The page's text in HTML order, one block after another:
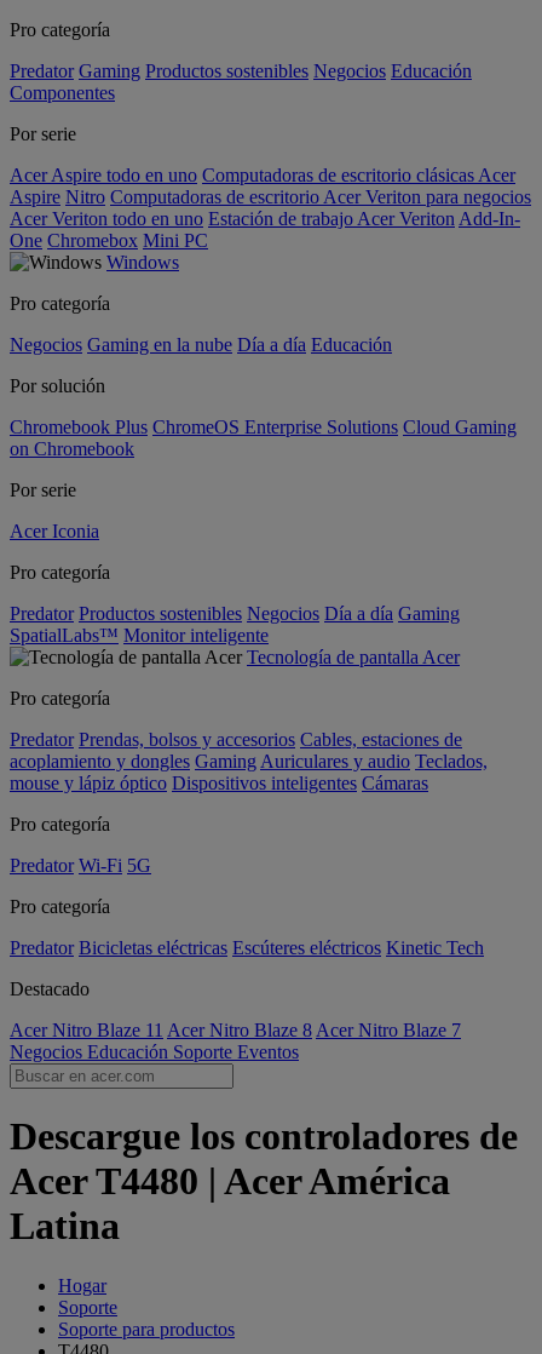
Pro categoría
Predator Gaming Productos sostenibles Negocios Educación
Componentes
Por serie
Acer Aspire todo en uno Computadoras de escritorio clásicas Acer
Aspire Nitro Computadoras de escritorio Acer Veriton para negocios
Acer Veriton todo en uno Estación de trabajo Acer Veriton Add-In-
One Chromebox Mini PC
Windows
Pro categoría
Negocios Gaming en la nube Día a día Educación
Por solución
Chromebook Plus ChromeOS Enterprise Solutions Cloud Gaming
on Chromebook
Por serie
Acer Iconia
Pro categoría
Predator Productos sostenibles Negocios Día a día Gaming
SpatialLabs™ Monitor inteligente
Tecnología de pantalla Acer
Pro categoría
Predator Prendas, bolsos y accesorios Cables, estaciones de
acoplamiento y dongles Gaming Auriculares y audio Teclados,
mouse y lápiz óptico Dispositivos inteligentes Cámaras
Pro categoría
Predator Wi-Fi 5G
Pro categoría
Predator Bicicletas eléctricas Escúteres eléctricos Kinetic Tech
Destacado
Acer Nitro Blaze 11 Acer Nitro Blaze 8 Acer Nitro Blaze 7
Negocios Educación Soporte Eventos
Descargue los controladores de
Acer T4480 | Acer América
Latina
Hogar
Soporte
Soporte para productos